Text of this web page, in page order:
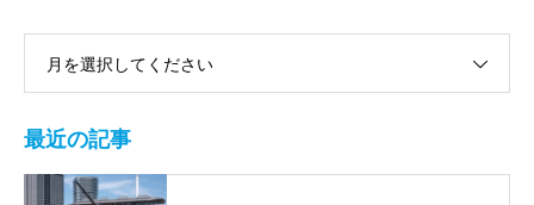
月を選択してください
最近の記事